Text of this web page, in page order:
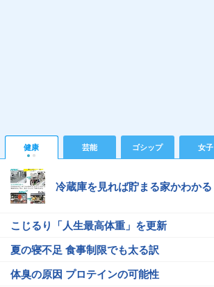
健康 芸能 ゴシップ 女子
冷蔵庫を見れば貯まる家かわかる
こじるり「人生最高体重」を更新
夏の寝不足 食事制限でも太る訳
体臭の原因 プロテインの可能性